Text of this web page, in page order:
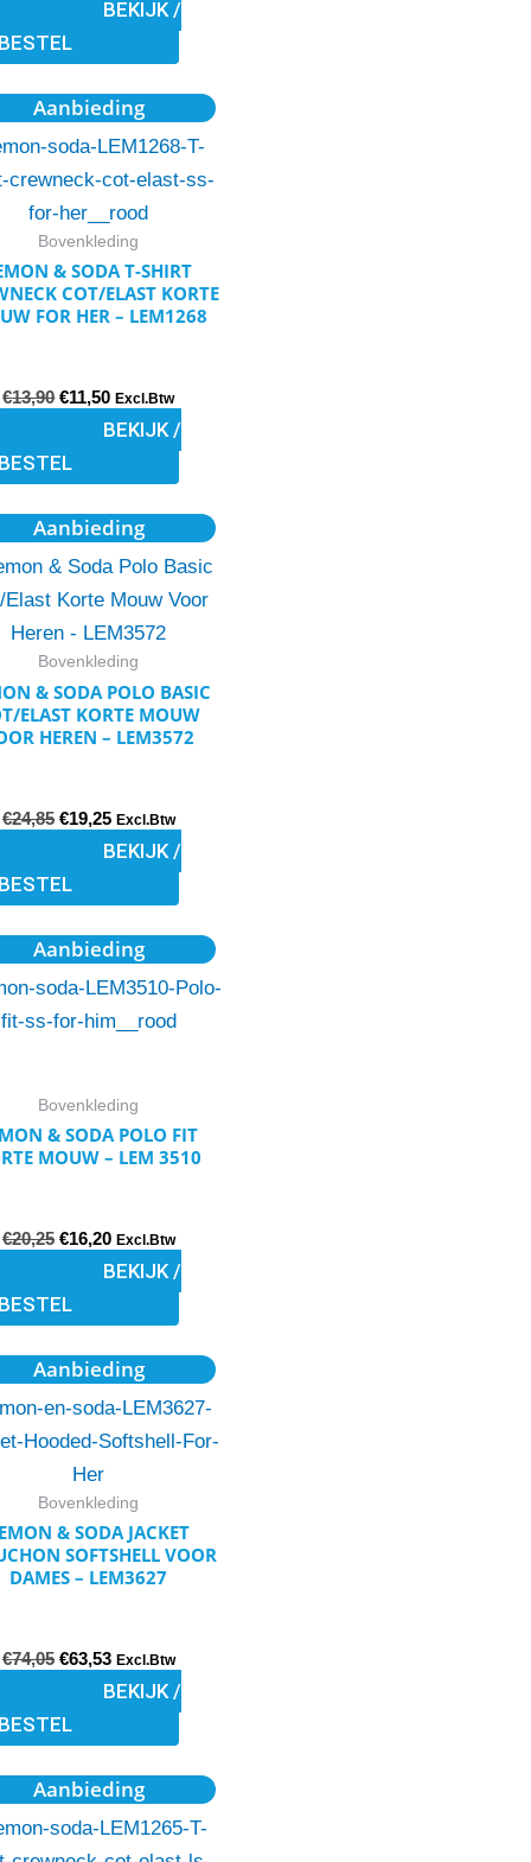
BEKIJK /
BESTEL
op
Aanbieding
Bovenkleding
& SODA T-SHIRT
COT/ELAST KORTE
FOR HER – LEM1268
€13,90
Oorspronkelijke
prijs
was:
€11,50
Huidige
prijs
is:
Excl.Btw
BEKIJK /
BESTEL
Dit
product
heeft
meerdere
variaties.
Deze
optie
worden
op
Aanbieding
Bovenkleding
& SODA POLO BASIC
ELAST KORTE MOUW
HEREN – LEM3572
€24,85
Oorspronkelijke
prijs
was:
€19,25
Huidige
prijs
is:
Excl.Btw
BEKIJK /
BESTEL
Dit
product
heeft
meerdere
variaties.
Deze
optie
worden
op
Aanbieding
Bovenkleding
& SODA POLO FIT
MOUW – LEM 3510
€20,25
Oorspronkelijke
prijs
was:
€16,20
Huidige
prijs
is:
Excl.Btw
BEKIJK /
BESTEL
Dit
Deze
optie
worden
op
Aanbieding
Bovenkleding
& SODA JACKET
SOFTSHELL VOOR
DAMES – LEM3627
€74,05
Oorspronkelijke
prijs
was:
€63,53
Huidige
prijs
is:
Excl.Btw
BEKIJK /
BESTEL
Dit
product
heeft
variaties.
Deze
optie
worden
op
Aanbieding
Oorspronkelijke
prijs
was:
Huidige
prijs
is:
Dit
product
heeft